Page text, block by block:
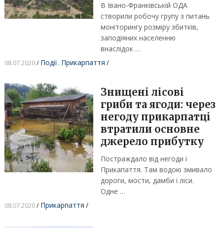
В Івано-Франківській ОДА
створили робочу групу з питань
моніторингу розміру збитків,
заподіяних населенню
внаслідок …
08.07.2020/ Події, Прикарпаття /
Знищені лісові
гриби та ягоди: через
негоду прикарпатці
втратили основне
джерело прибутку
Постраждало від негоди і
Прикапаття. Там водою змивало
дороги, мости, дамби і ліси.
Одне …
08.07.2020/ Прикарпаття /